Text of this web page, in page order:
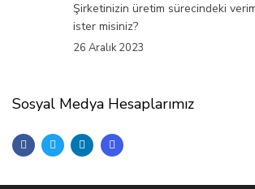
Şirketinizin üretim sürecindeki
ister misiniz?
26 Aralık 2023
Sosyal Medya Hesaplarımız